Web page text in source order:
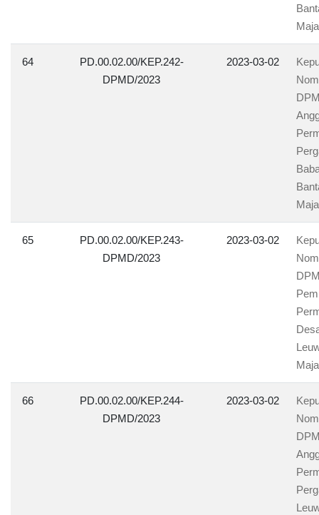
64
PD.00.02.00/KEP.242-
DPMD/2023
2023-03-02
65
PD.00.02.00/KEP.243-
DPMD/2023
2023-03-02
66
PD.00.02.00/KEP.244-
DPMD/2023
2023-03-02